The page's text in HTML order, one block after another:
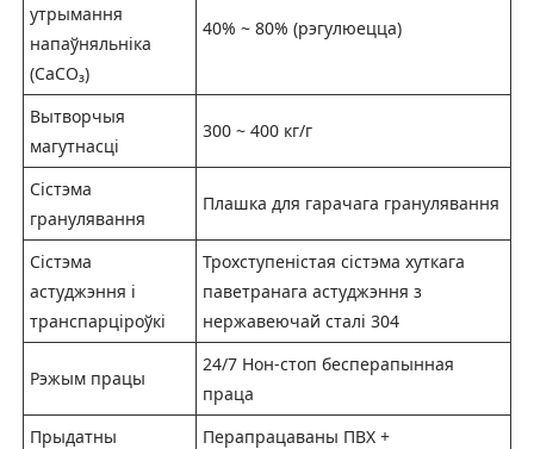
утрымання
напаўняльніка
(CaCO₃)
40% ~ 80% (рэгулюецца)
Вытворчыя
магутнасці
300 ~ 400 кг/г
Сістэма
гранулявання
Плашка для гарачага гранулявання
Сістэма
астуджэння і
транспарціроўкі
Трохступеністая сістэма хуткага
паветранага астуджэння з
нержавеючай сталі 304
Рэжым працы
24/7 Нон-стоп бесперапынная
праца
Прыдатны
Перапрацаваны ПВХ +